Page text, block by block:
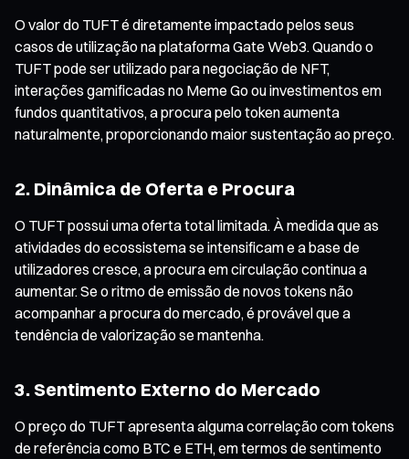
O valor do TUFT é diretamente impactado pelos seus
casos de utilização na plataforma Gate Web3. Quando o
TUFT pode ser utilizado para negociação de NFT,
interações gamificadas no Meme Go ou investimentos em
fundos quantitativos, a procura pelo token aumenta
naturalmente, proporcionando maior sustentação ao preço.
2. Dinâmica de Oferta e Procura
O TUFT possui uma oferta total limitada. À medida que as
atividades do ecossistema se intensificam e a base de
utilizadores cresce, a procura em circulação continua a
aumentar. Se o ritmo de emissão de novos tokens não
acompanhar a procura do mercado, é provável que a
tendência de valorização se mantenha.
3. Sentimento Externo do Mercado
O preço do TUFT apresenta alguma correlação com tokens
de referência como BTC e ETH, em termos de sentimento